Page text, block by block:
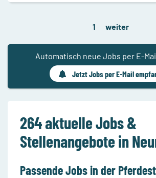
1 weiter
Automatisch neue Jobs per E-
Jetzt Jobs per E-Mail
264 aktuelle Jobs &
Stellenangebote in
Passende Jobs in der